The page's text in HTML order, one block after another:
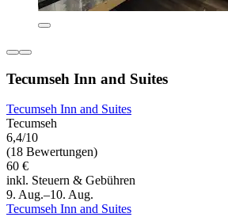
Tecumseh Inn and Suites
Tecumseh Inn and Suites
Tecumseh
6,4/10
(18 Bewertungen)
60 €
inkl. Steuern & Gebühren
9. Aug.–10. Aug.
Tecumseh Inn and Suites